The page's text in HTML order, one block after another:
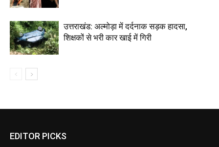
उत्तराखंड: अल्मोड़ा में दर्दनाक सड़क हादसा,
शिक्षकों से भरी कार खाई में गिरी
EDITOR PICKS